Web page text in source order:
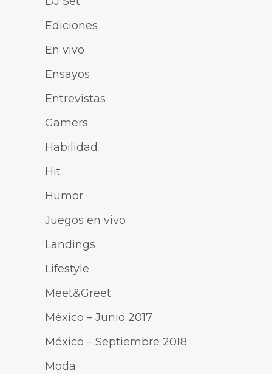
Ediciones
En vivo
Ensayos
Entrevistas
Gamers
Habilidad
Hit
Humor
Juegos en vivo
Landings
Lifestyle
Meet&Greet
México – Junio 2017
México – Septiembre 2018
Moda